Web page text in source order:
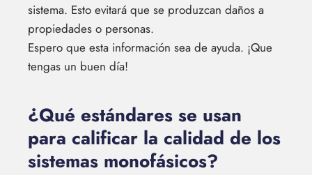
sistema. Esto evitará que se produzcan daños a
propiedades o personas.
Espero que esta información sea de ayuda. ¡Que
tengas un buen día!
¿Qué estándares se usan
para calificar la calidad de los
sistemas monofásicos?